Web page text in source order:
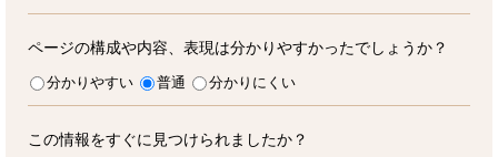
ページの構成や内容、表現は分かりやすかったでしょうか？
分かりやすい 普通 分かりにくい
この情報をすぐに見つけられましたか？